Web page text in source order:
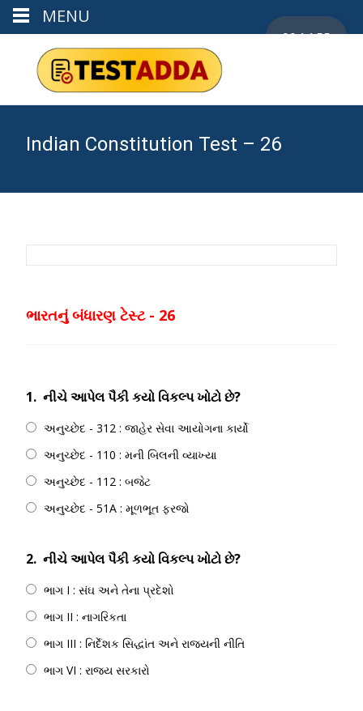
Indian Constitution Test – 26
00:14:54
ભારતનું બંધારણ ટેસ્ટ - 26
1. નીચે આપેલ પૈકી કયો વિકલ્પ ખોટો છે?
અનુચ્છેદ - 312 : જાહેર સેવા આયોગના કાર્યો
અનુચ્છેદ - 110 : મની બિલની વ્યાખ્યા
અનુચ્છેદ - 112 : બજેટ
અનુચ્છેદ - 51A : મૂળભૂત ફરજો
2. નીચે આપેલ પૈકી કયો વિકલ્પ ખોટો છે?
ભાગ I : સંઘ અને તેના પ્રદેશો
ભાગ II : નાગરિકતા
ભાગ III : નિર્દેશક સિદ્ધાંત અને રાજ્યની નીતિ
ભાગ VI : રાજ્ય સરકારો
MENU